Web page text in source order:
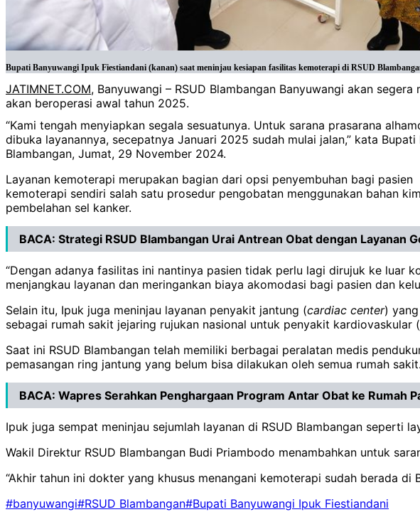
Bupati Banyuwangi Ipuk Fiestiandani (kanan) saat meninjau kesiapan fasilitas kemoterapi di RSUD
JATIMNET.COM, Banyuwangi – RSUD Blambangan Banyuwangi akan
akan beroperasi awal tahun 2025.
“Kami tengah menyiapkan segala sesuatunya. Untuk sarana prasarana
dibuka layanannya, secepatnya Januari 2025 sudah mulai jalan,” kata
Blambangan, Jumat, 29 November 2024.
Layanan kemoterapi merupakan bagian dari opsi penyembuhan bagi
kemoterapi sendiri salah satu prosedur pengobatan menggunakan bahan
pembelahan sel kanker.
BACA: Strategi RSUD Blambangan Urai Antrean Obat dengan Layanan
“Dengan adanya fasilitas ini nantinya pasien tidak perlu lagi dirujuk ke luar
menjangkau layanan dan meringankan biaya akomodasi bagi pasien dan
Selain itu, Ipuk juga meninjau layanan penyakit jantung (cardiac center)
sebagai rumah sakit jejaring rujukan nasional untuk penyakit kardiovaskular
Saat ini RSUD Blambangan telah memiliki berbagai peralatan medis
pemasangan ring jantung yang belum bisa dilakukan oleh semua rumah sakit.
BACA: Wapres Serahkan Penghargaan Program Antar Obat ke Rumah
Ipuk juga sempat meninjau sejumlah layanan di RSUD Blambangan seperti
Wakil Direktur RSUD Blambangan Budi Priambodo menambahkan untuk
“Akhir tahun ini dokter yang khusus menangani kemoterapi sudah berada
#banyuwangi#RSUD Blambangan#Bupati Banyuwangi Ipuk Fiestiandani